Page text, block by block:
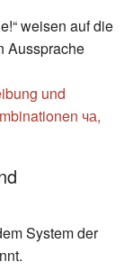
weisen auf die
Aussprache
System der